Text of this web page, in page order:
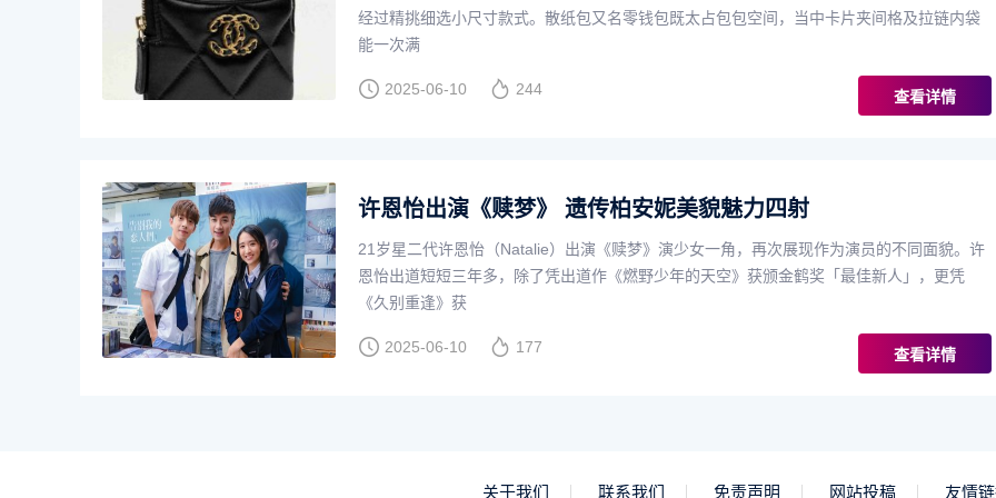
经过精挑细选小尺寸款式。散纸包又名零钱包既太占包包空间，当中卡片夹间格及拉链内袋
能一次满
2025-06-10 244 查看详情
许恩怡出演《赎梦》 遗传柏安妮美貌魅力四射
21岁星二代许恩怡（Natalie）出演《赎梦》演少女一角，再次展现作为演员的不同面貌。许
恩怡出道短短三年多，除了凭出道作《燃野少年的天空》获颁金鹤奖「最佳新人」，更凭
《久别重逢》获
2025-06-10 177 查看详情
关于我们 联系我们 免责声明 网站投稿 友情